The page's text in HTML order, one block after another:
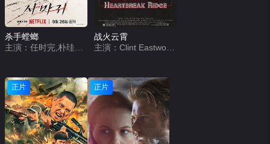
杀手螳螂
战火云霄
正片 正片